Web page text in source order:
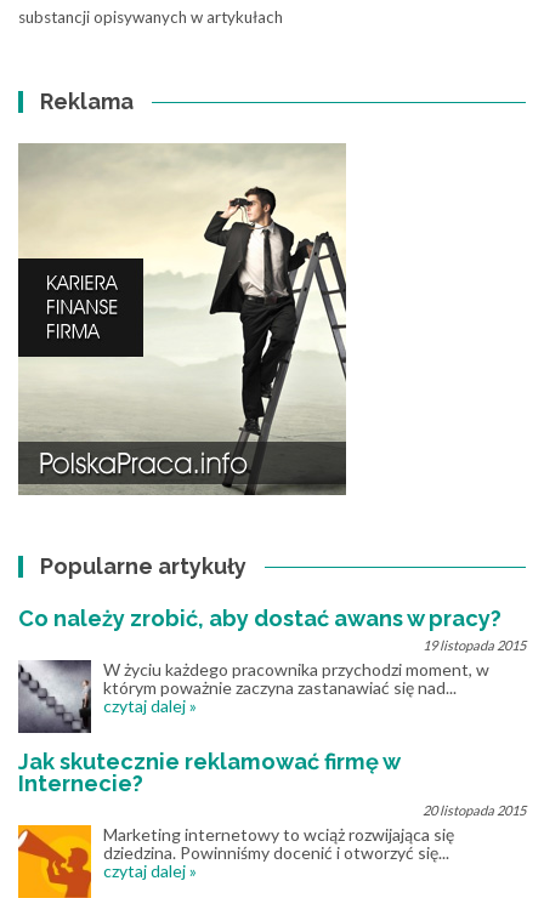
substancji opisywanych w artykułach
Reklama
Popularne artykuły
Co należy zrobić, aby dostać awans w pracy?
19 listopada 2015
W życiu każdego pracownika przychodzi moment, w
którym poważnie zaczyna zastanawiać się nad...
czytaj dalej »
Jak skutecznie reklamować firmę w
Internecie?
20 listopada 2015
Marketing internetowy to wciąż rozwijająca się
dziedzina. Powinniśmy docenić i otworzyć się...
czytaj dalej »